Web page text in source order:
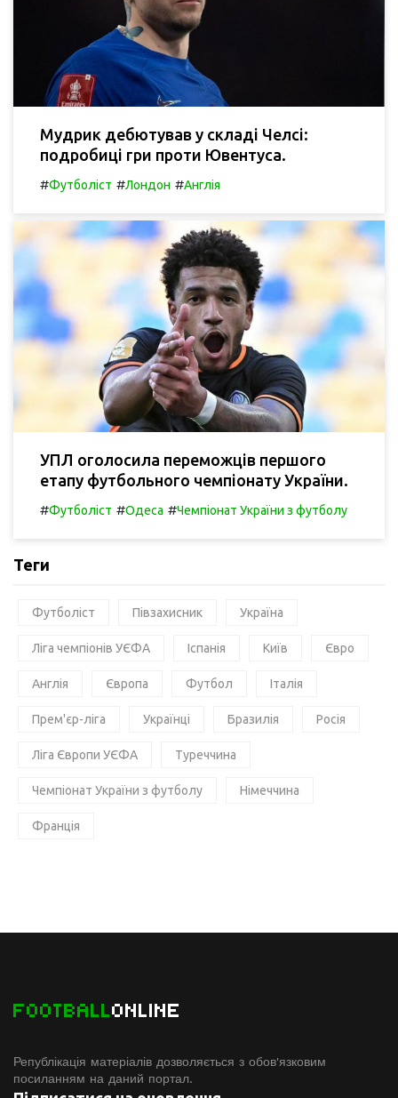
Мудрик дебютував у складі Челсі:
подробиці гри проти Ювентуса.
#Футболіст #Лондон #Англія
УПЛ оголосила переможців першого
етапу футбольного чемпіонату України.
#Футболіст #Одеса #Чемпіонат України з футболу
Теги
Футболіст Півзахисник Україна
Ліга чемпіонів УЄФА Іспанія Київ Євро
Англія Європа Футбол Італія
Прем'єр-ліга Українці Бразилія Росія
Ліга Європи УЄФА Туреччина
Чемпіонат України з футболу Німеччина
Франція
FOOTBALLONLINE
Републікація матеріалів дозволяється з обов'язковим
посиланням на даний портал.